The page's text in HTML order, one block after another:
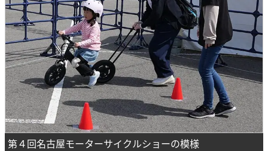
第４回名古屋モーターサイクルショーの模様